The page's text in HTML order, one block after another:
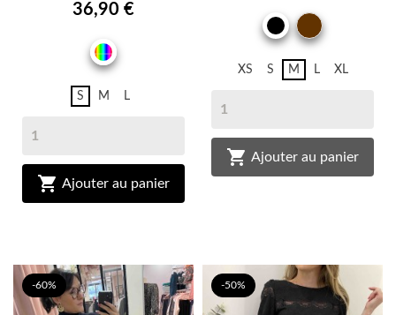
36,90 €
MULTICOLOR
S M L
 Ajouter au panier
NOIR
BRUN
XS S M L XL
 Ajouter au panier
-60% -50%